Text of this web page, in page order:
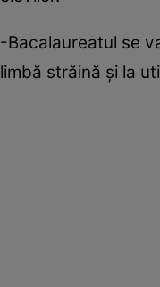
-Bacalaureatul se
limbă străină şi la